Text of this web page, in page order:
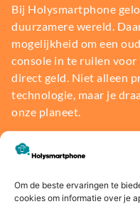
Om de beste ervaringen te
cookies om informatie over je
Bij Holysmartphone
duurzamere wereld.
mogelijkheid om een
console in te ruilen
direct geld. Niet alleen
technologie, maar je
onze planeet.
Bereken de waarde